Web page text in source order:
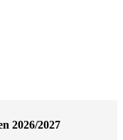
2026/2027